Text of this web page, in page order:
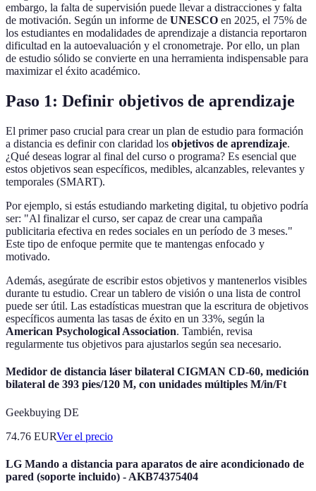
embargo, la falta de supervisión puede llevar a distracciones y falta
de motivación. Según un informe de UNESCO en 2025, el 75% de
los estudiantes en modalidades de aprendizaje a distancia reportaron
dificultad en la autoevaluación y el cronometraje. Por ello, un plan
de estudio sólido se convierte en una herramienta indispensable para
maximizar el éxito académico.
Paso 1: Definir objetivos de aprendizaje
El primer paso crucial para crear un plan de estudio para formación
a distancia es definir con claridad los objetivos de aprendizaje.
¿Qué deseas lograr al final del curso o programa? Es esencial que
estos objetivos sean específicos, medibles, alcanzables, relevantes y
temporales (SMART).
Por ejemplo, si estás estudiando marketing digital, tu objetivo podría
ser: "Al finalizar el curso, ser capaz de crear una campaña
publicitaria efectiva en redes sociales en un período de 3 meses."
Este tipo de enfoque permite que te mantengas enfocado y
motivado.
Además, asegúrate de escribir estos objetivos y mantenerlos visibles
durante tu estudio. Crear un tablero de visión o una lista de control
puede ser útil. Las estadísticas muestran que la escritura de objetivos
específicos aumenta las tasas de éxito en un 33%, según la
American Psychological Association. También, revisa
regularmente tus objetivos para ajustarlos según sea necesario.
Medidor de distancia láser bilateral CIGMAN CD-60, medición
bilateral de 393 pies/120 M, con unidades múltiples M/in/Ft
Geekbuying DE
74.76 EURVer el precio
LG Mando a distancia para aparatos de aire acondicionado de
pared (soporte incluido) - AKB74375404